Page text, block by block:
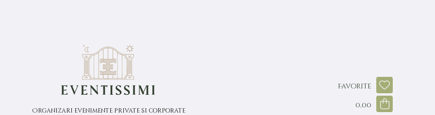
Organizari evenimente private si corporate
Favorite
0,00